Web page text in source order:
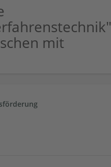
mit